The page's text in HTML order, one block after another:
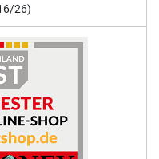
26)